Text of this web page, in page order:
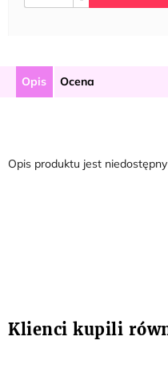
Opis Ocena
Opis produktu jest niedostępny